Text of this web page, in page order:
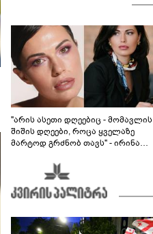
"არის ასეთი დღეებიც - მომავლის
შიშის დღეები, როცა ყველაზე
მარტოდ გრძნობ თავს" - ირინა